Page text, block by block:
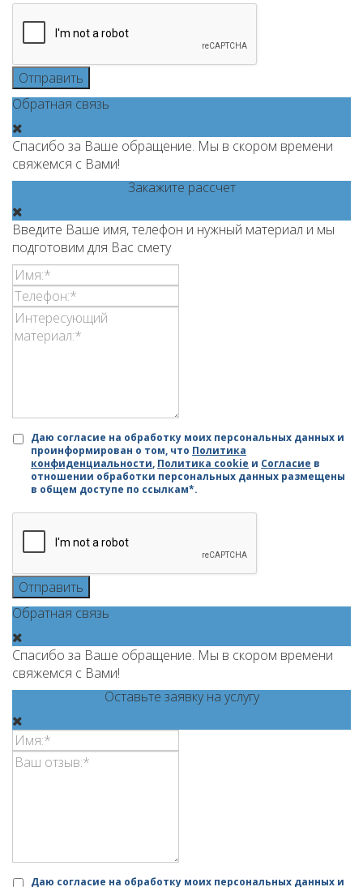
Отправить
Обратная связь
Спасибо за Ваше обращение. Мы в скором времени
свяжемся с Вами!
Закажите рассчет
Введите Ваше имя, телефон и нужный материал и мы
подготовим для Вас смету
Даю согласие на обработку моих персональных данных и
проинформирован о том, что Политика
конфиденциальности, Политика cookie и Согласие в
отношении обработки персональных данных размещены
в общем доступе по ссылкам*.
Отправить
Обратная связь
Спасибо за Ваше обращение. Мы в скором времени
свяжемся с Вами!
Оставьте заявку на услугу
Даю согласие на обработку моих персональных данных и